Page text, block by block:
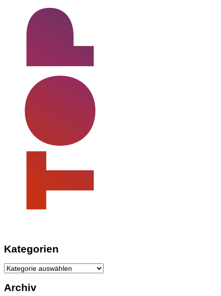
Kategorien
Kategorien
Archiv